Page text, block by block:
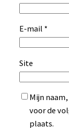
E-mail *
Site
Mijn
voor de
plaats.